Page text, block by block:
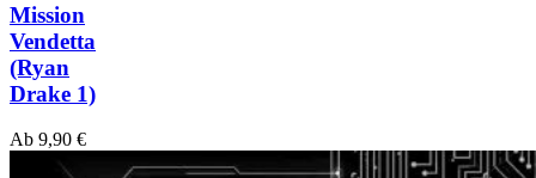
Mission
Vendetta
(Ryan
Drake 1)
Ab 9,90 €